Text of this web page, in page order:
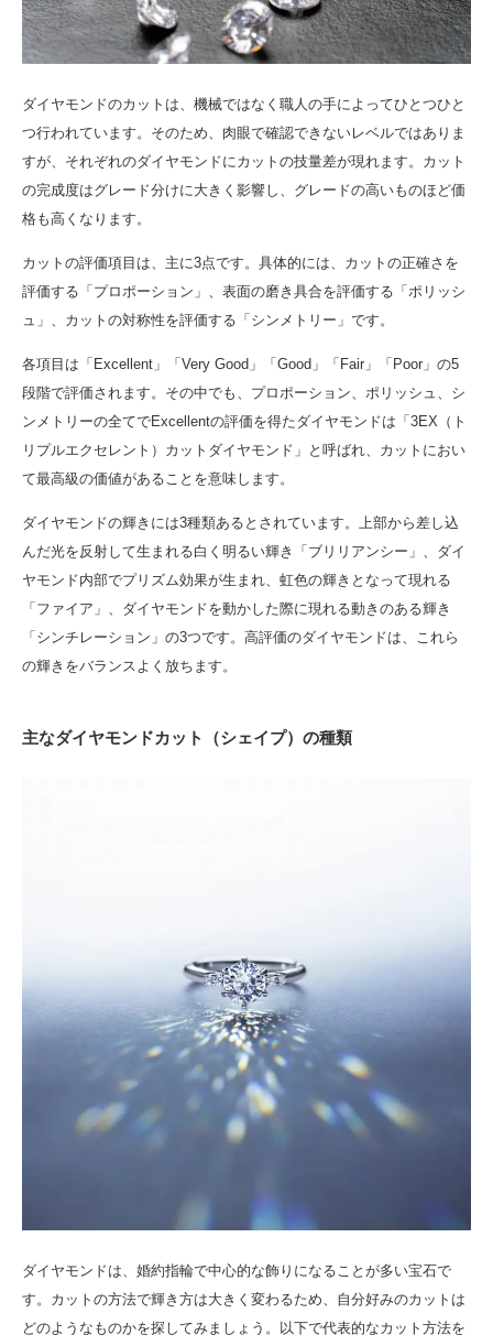
ダイヤモンドのカットは、機械ではなく職人の手によってひとつひと
つ行われています。そのため、肉眼で確認できないレベルではありま
すが、それぞれのダイヤモンドにカットの技量差が現れます。カット
の完成度はグレード分けに大きく影響し、グレードの高いものほど価
格も高くなります。
カットの評価項目は、主に3点です。具体的には、カットの正確さを
評価する「プロポーション」、表面の磨き具合を評価する「ポリッシ
ュ」、カットの対称性を評価する「シンメトリー」です。
各項目は「Excellent」「Very Good」「Good」「Fair」「Poor」の5
段階で評価されます。その中でも、プロポーション、ポリッシュ、シ
ンメトリーの全てでExcellentの評価を得たダイヤモンドは「3EX（ト
リプルエクセレント）カットダイヤモンド」と呼ばれ、カットにおい
て最高級の価値があることを意味します。
ダイヤモンドの輝きには3種類あるとされています。上部から差し込
んだ光を反射して生まれる白く明るい輝き「ブリリアンシー」、ダイ
ヤモンド内部でプリズム効果が生まれ、虹色の輝きとなって現れる
「ファイア」、ダイヤモンドを動かした際に現れる動きのある輝き
「シンチレーション」の3つです。高評価のダイヤモンドは、これら
の輝きをバランスよく放ちます。
主なダイヤモンドカット（シェイプ）の種類
ダイヤモンドは、婚約指輪で中心的な飾りになることが多い宝石で
す。カットの方法で輝き方は大きく変わるため、自分好みのカットは
どのようなものかを探してみましょう。以下で代表的なカット方法を